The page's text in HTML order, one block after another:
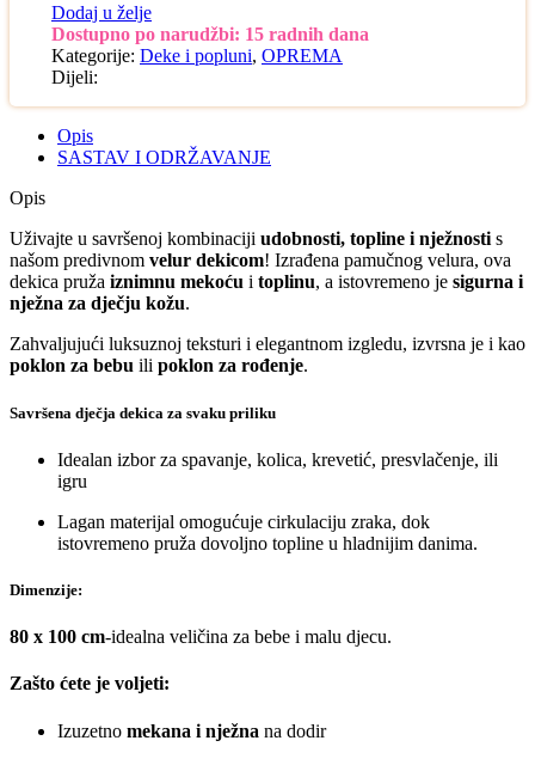
Dodaj u želje
Dostupno po narudžbi: 15 radnih dana
Kategorije: Deke i popluni, OPREMA
Dijeli:
Opis
SASTAV I ODRŽAVANJE
Opis
Uživajte u savršenoj kombinaciji udobnosti, topline i nježnostis
našom predivnom velur dekicom! Izrađena pamučnog velura, ova
dekica pruža iznimnu mekoću i toplinu, a istovremeno je sigurna i
nježna za dječju kožu.
Zahvaljujući luksuznoj teksturi i elegantnom izgledu, izvrsna je i kao
poklon za bebu ili poklon za rođenje.
Savršena dječja dekica za svaku priliku
Idealan izbor za spavanje, kolica, krevetić, presvlačenje, ili
igru
Lagan materijal omogućuje cirkulaciju zraka, dok
istovremeno pruža dovoljno topline u hladnijim danima.
Dimenzije:
80 x 100 cm-idealna veličina za bebe i malu djecu.
Zašto ćete je voljeti:
Izuzetno mekana i nježna na dodir